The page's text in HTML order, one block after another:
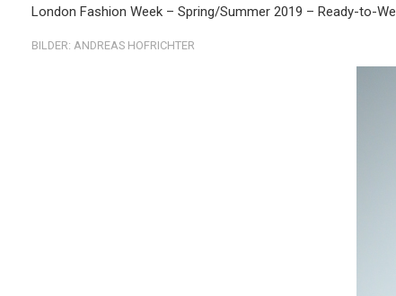
London Fashion Week – Spring/Summer 2019 – Ready-to-
BILDER: ANDREAS HOFRICHTER